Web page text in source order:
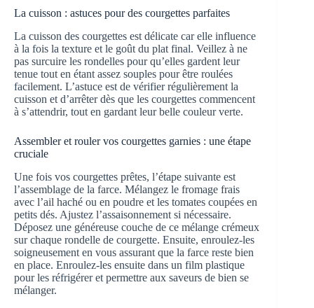
La cuisson : astuces pour des courgettes parfaites
La cuisson des courgettes est délicate car elle influence
à la fois la texture et le goût du plat final. Veillez à ne
pas surcuire les rondelles pour qu’elles gardent leur
tenue tout en étant assez souples pour être roulées
facilement. L’astuce est de vérifier régulièrement la
cuisson et d’arrêter dès que les courgettes commencent
à s’attendrir, tout en gardant leur belle couleur verte.
Assembler et rouler vos courgettes garnies : une étape
cruciale
Une fois vos courgettes prêtes, l’étape suivante est
l’assemblage de la farce. Mélangez le fromage frais
avec l’ail haché ou en poudre et les tomates coupées en
petits dés. Ajustez l’assaisonnement si nécessaire.
Déposez une généreuse couche de ce mélange crémeux
sur chaque rondelle de courgette. Ensuite, enroulez-les
soigneusement en vous assurant que la farce reste bien
en place. Enroulez-les ensuite dans un film plastique
pour les réfrigérer et permettre aux saveurs de bien se
mélanger.